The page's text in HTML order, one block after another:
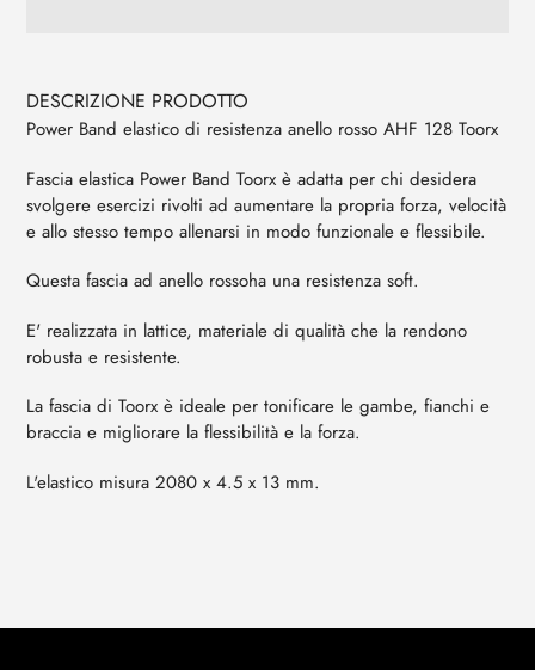
prodotto
al
carrello
DESCRIZIONE PRODOTTO
Power Band elastico di resistenza anello rosso AHF 128 Toorx
Fascia elastica Power Band Toorx è adatta per chi desidera
svolgere esercizi rivolti ad aumentare la propria forza, velocità
e allo stesso tempo allenarsi in modo funzionale e flessibile.
Questa fascia ad anello rossoha una resistenza soft.
E' realizzata in lattice, materiale di qualità che la rendono
robusta e resistente.
La fascia di Toorx è ideale per tonificare le gambe, fianchi e
braccia e migliorare la flessibilità e la forza.
L'elastico misura 2080 x 4.5 x 13 mm.